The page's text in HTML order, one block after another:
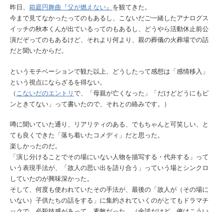
昨日、 箱庭円舞曲『父が燃えない』 を観てきた。
今まで見てなかったってのもあるし、こないだご一緒したアナログス
イッチの秋本くんが出ているってのもあるし、どうやら活動休止前公
演だぞってのもあるけど、それより何より、親の葬儀の火葬場での話
だと聞いたからだ。
というモチベーションで観た以上、どうしたって感想は「感情移入」
という視点にならざるを得ない。
（ こないだのエントリ で、「母親が亡くなった」「だけどどうにもピ
ンときてない」って書いたので、それとの絡みです。）
噂に聞いていた通り、リアリティのある、でもちゃんと可笑しい、と
ても良くできた「落ち着いたコメディ」だと思った。
楽しかったのだ。
「演じ分けることでその場にいない人物を描写する・代弁する」って
いう表現手法が、「故人の思い出を語り合う」っていう場とシンクロ
していたのが興味深かった。
そして、何度も使われていたその手法が、最後の「故人が（その場に
いない）子供たちの話をする」に集約されていくのがとてもドラマチ